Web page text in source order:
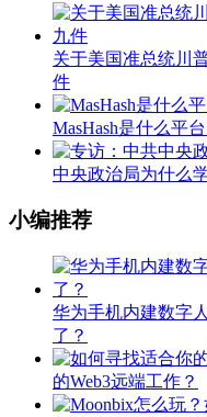
关于美国准总统川
件
MasHash是什么平
中央政治局为什么
小编推荐
华为手机内建数字
了？
的Web3远端工作？